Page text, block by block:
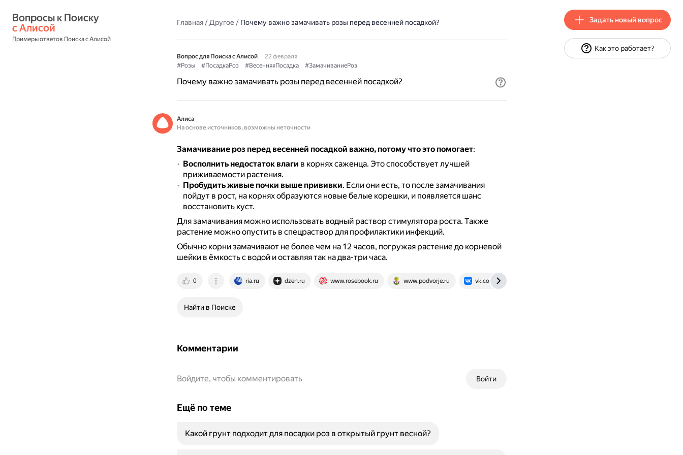
с Алисой
Примеры ответов Поиска с Алисой
Главная/Другое / Почему важно замачивать розы перед весенней посадкой?
Вопрос для Поиска с Алисой
22 февраля
#Розы
#ПосадкаРоз #ВесенняяПосадка #ЗамачиваниеРоз
Почему важно замачивать розы перед весенней посадкой?
Алиса
На основе источников, возможны неточности
Замачивание роз перед весенней посадкой важно, потому что это помогает:
Восполнить недостаток влаги в корнях саженца. Это способствует лучшей
приживаемости растения.
Пробудить живые почки выше прививки. Если они есть, то после замачивания
пойдут в рост, на корнях образуются новые белые корешки, и появляется шанс
восстановить куст.
Для замачивания можно использовать водный раствор стимулятора роста. Также
растение можно опустить в спецраствор для профилактики инфекций.
Обычно корни замачивают не более чем на 12 часов, погружая растение до корневой
шейки в ёмкость с водой и оставляя так на два-три часа.
0 ria.ru dzen.ru www.rosebook.ru www.podvorje.ru vk.com
Найти в Поиске
Комментарии
Войти
Войдите, чтобы комментировать
Ещё по теме
Какой грунт подходит для посадки роз в открытый грунт весной?
Задать новый вопрос
Как это работает?